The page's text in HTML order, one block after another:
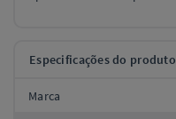
Especificações do produto
Marca